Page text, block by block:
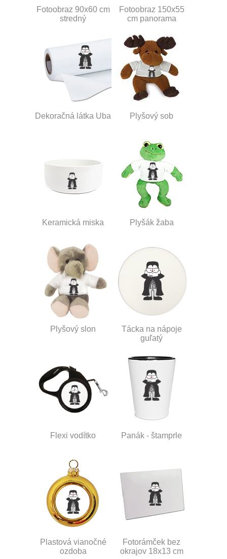
Fotoobraz 90x60 cm
stredný
Fotoobraz 150x55
cm panorama
Dekoračná látka Uba Plyšový sob
Keramická miska Plyšák žaba
Plyšový slon
Tácka na nápoje
guľatý
Flexi vodítko Panák - štamprle
Plastová vianočné
ozdoba
Fotorámček bez
okrajov 18x13 cm